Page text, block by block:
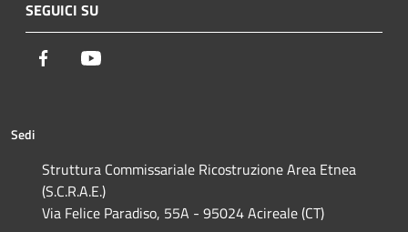
SEGUICI SU
Facebook
Sedi
Struttura Commissariale Ricostruzione Area Etnea
(S.C.R.A.E.)
Via Felice Paradiso, 55A - 95024 Acireale (CT)